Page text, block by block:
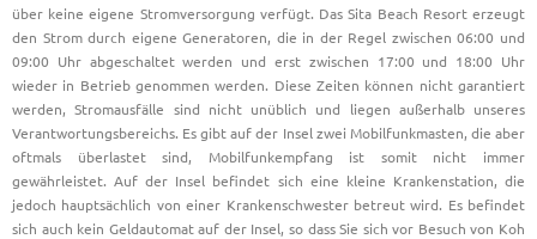
über keine eigene Stromversorgung verfügt. Das Sita Beach Resort erzeugt
den Strom durch eigene Generatoren, die in der Regel zwischen 06:00 und
09:00 Uhr abgeschaltet werden und erst zwischen 17:00 und 18:00 Uhr
wieder in Betrieb genommen werden. Diese Zeiten können nicht garantiert
werden, Stromausfälle sind nicht unüblich und liegen außerhalb unseres
Verantwortungsbereichs. Es gibt auf der Insel zwei Mobilfunkmasten, die aber
oftmals überlastet sind, Mobilfunkempfang ist somit nicht immer
gewährleistet. Auf der Insel befindet sich eine kleine Krankenstation, die
jedoch hauptsächlich von einer Krankenschwester betreut wird. Es befindet
sich auch kein Geldautomat auf der Insel, so dass Sie sich vor Besuch von Koh